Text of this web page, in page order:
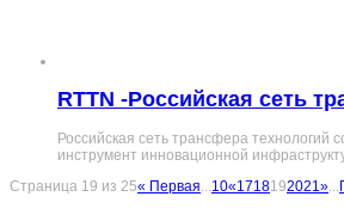
RTTN -Российская сеть
Российская сеть трансфера
инструмент инновационной
Страница 19 из 25« Первая 10«1718192021 »